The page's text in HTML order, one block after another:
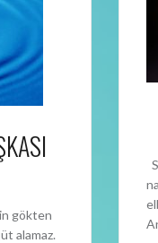
gökten
alamaz.